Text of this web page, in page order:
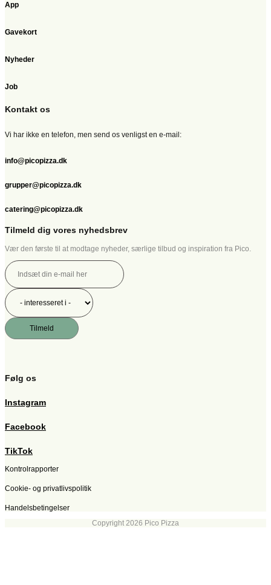
App
Gavekort
Nyheder
Job
Kontakt os
Vi har ikke en telefon, men send os venligst en e-mail:
info@picopizza.dk
grupper@picopizza.dk
catering@picopizza.dk
Tilmeld dig vores nyhedsbrev
Vær den første til at modtage nyheder, særlige tilbud og inspiration fra Pico.
Tilmeld
Følg os
Instagram
Facebook
TikTok
Kontrolrapporter
Cookie- og privatlivspolitik
Handelsbetingelser
Copyright 2026 Pico Pizza